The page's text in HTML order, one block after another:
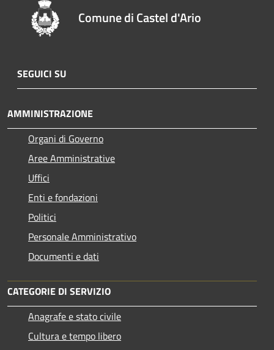
Comune di Castel d'Ario
SEGUICI SU
AMMINISTRAZIONE
Organi di Governo
Aree Amministrative
Uffici
Enti e fondazioni
Politici
Personale Amministrativo
Documenti e dati
CATEGORIE DI SERVIZIO
Anagrafe e stato civile
Cultura e tempo libero